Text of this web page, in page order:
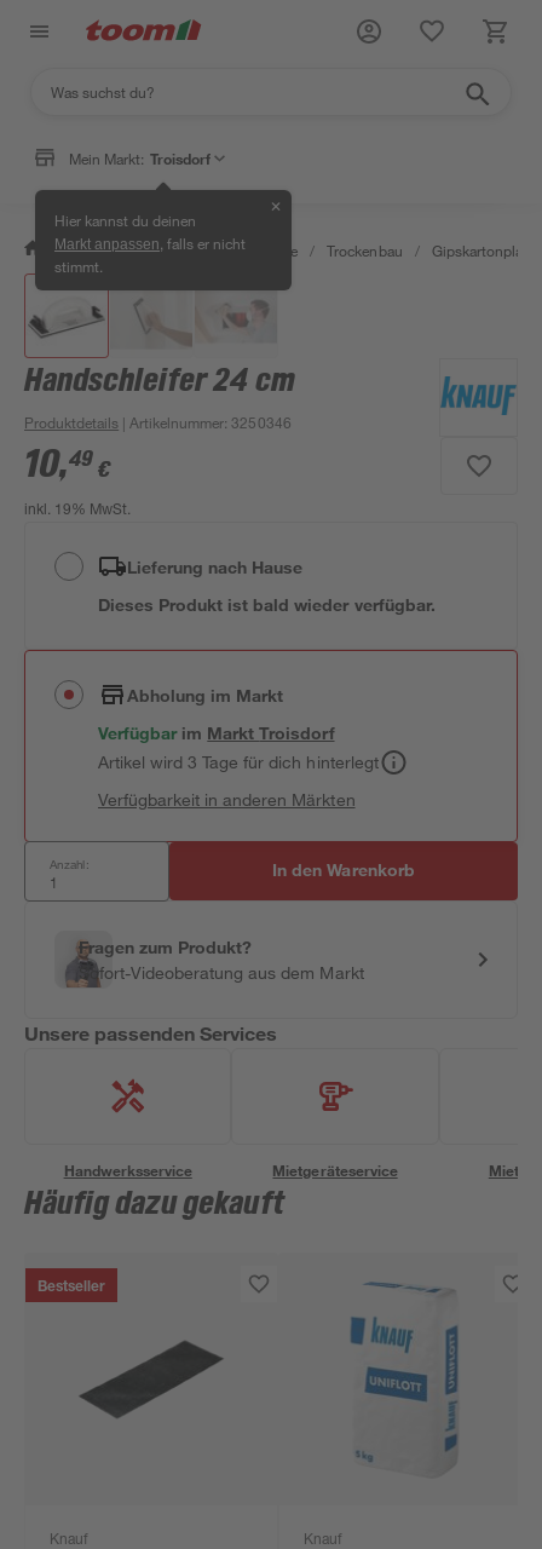
Mein Markt: Troisdorf
Hier kannst du deinen
Markt anpassen , falls er nicht
stimmt.
✕
/ Bauen & Renovieren / Baustoffe / Trockenbau /
Handschleifer 24 cm
Produktdetails | Artikelnummer:3250346
10,49 €
inkl. 19% MwSt.
Lieferung nach Hause
Dieses Produkt ist bald wieder verfügbar.
Abholung im Markt
Verfügbar im MarktTroisdorf
Artikel wird 3 Tage für dich hinterlegt
Verfügbarkeit in anderen Märkten
Anzahl: In den Warenkorb
Fragen zum Produkt?
Sofort-Videoberatung aus dem Markt
Unsere passenden Services
Handwerksservice Mietgeräteservice
Häufig dazu gekauft
Bestseller
Knauf Knauf